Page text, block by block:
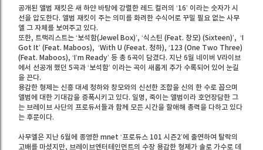
공개된 앨범 재킷은 새 하얀 바탕에 강렬한 레드 컬러의 ‘16’ 이라는 숫자가 시
선을 압도한다. 앨범 재킷이 주는 의미를 화려한 수식어로 꾸밀 필요 없는 사무
엘 그 자체를 보여주고 있다.
또한, 트랙리스트는 ‘보석함(Jewel Box)’, ‘식스틴 (Feat. 창모) (Sixteen)’, ‘I
Got It’ (Feat. Maboos), ‘With U (Feeat. 청하), ‘123 (One Two Three)
(Feat. Maboos), ‘I’m Ready’ 등 총 6곡이 담겼다. 지난 6월 네이버 V라이브
에서 선공개 했던 5곡과 ‘보석함’ 이라는 곡이 새롭게 추가 수록되어 있어 눈길
을 끈다.
용감한 형제는 신흥 대세 청하와 창모와의 신선한 조합을 신의 한 수로 꼽으며
앨범에 대한 기대감을 증폭시키고 있다. 일명, 죽이는 앨범이라 호언장담한 그
는 브레이브 사단의 프로듀서들과 함께 모든 시간을 할애해 총력을 다하고 있다
는 후문이다.
사무엘은 지난 6월에 종영한 mnet ‘프로듀스 101 시즌2’에 출연하여 탈락의
고배를 마셨지만, 브레이브엔터테인먼트의 수장 용감한 형제가 솔로 가수로 데